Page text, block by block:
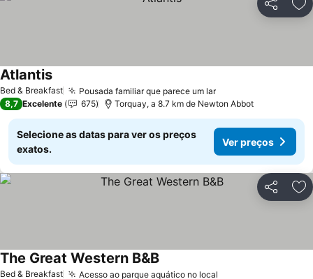
Partilhar
Bed & Breakfast Pousada familiar que parece um lar
Atlantis
8,7 Excelente 675 Torquay, a 8.7 km de Newton Abbot
Selecione as datas para ver os preços
exatos.
Ver preços
Partilhar
Bed & Breakfast Acesso ao parque aquático no local
The Great Western B&B